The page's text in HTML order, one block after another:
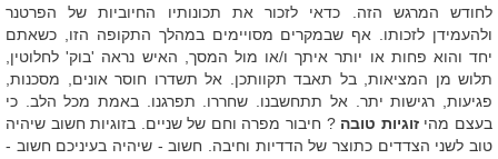
לחודש המרגש הזה. כדאי לזכור את תכונותיו החיוביות של הפרטנר
ולהעמידן לזכותו. אף שבמקרים מסויימים במהלך התקופה הזו, כשאתם
יחד והוא פחות או יותר איתך ו/או מול המסך, האיש נראה 'בוק' לחלוטין,
תלוש מן המציאות, בל תאבד תקוותכן. אל תשדרו חוסר אונים, מסכנות,
פגיעות, רגישות יתר. אל תתחשבנו. שחררו. תפרגנו. באמת מכל הלב. כי
בעצם מהיזוגיות טובה ? חיבור מפרה וחם של שניים. בזוגיות חשוב שיהיה
טוב לשני הצדדים כתוצר של הדדיות וחיבה. חשוב - שיהיה בעיניכם חשוב -